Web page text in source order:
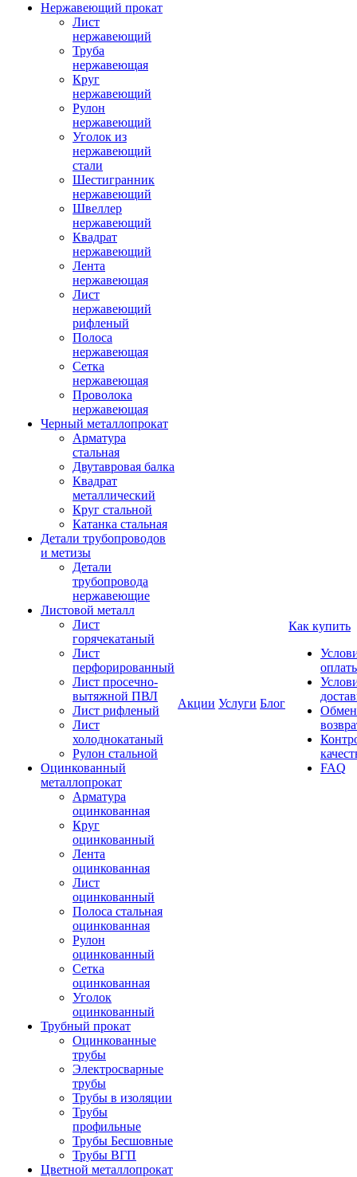
Нержавеющий прокат
Лист
нержавеющий
Труба
нержавеющая
Круг
нержавеющий
Рулон
нержавеющий
Уголок из
нержавеющий
стали
Шестигранник
нержавеющий
Швеллер
нержавеющий
Квадрат
нержавеющий
Лента
нержавеющая
Лист
нержавеющий
рифленый
Полоса
нержавеющая
Сетка
нержавеющая
Проволока
нержавеющая
Черный металлопрокат
Арматура
стальная
Двутавровая балка
Квадрат
металлический
Круг стальной
Катанка стальная
Детали трубопроводов
и метизы
Детали
трубопровода
нержавеющие
Листовой металл
Лист
горячекатаный
Лист
перфорированный
Лист просечно-
вытяжной ПВЛ
Лист рифленый
Лист
холоднокатаный
Рулон стальной
Оцинкованный
металлопрокат
Арматура
оцинкованная
Круг
оцинкованный
Лента
оцинкованная
Лист
оцинкованный
Полоса стальная
оцинкованная
Рулон
оцинкованный
Сетка
оцинкованная
Уголок
оцинкованный
Трубный прокат
Оцинкованные
трубы
Электросварные
трубы
Трубы в изоляции
Трубы
профильные
Трубы Бесшовные
Трубы ВГП
Цветной металлопрокат
Акции Услуги Блог
Как купить
FAQ